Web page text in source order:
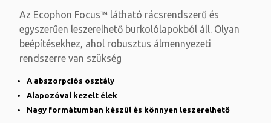
Az Ecophon Focus™ látható rácsrendszerű és
egyszerűen leszerelhető burkolólapokból áll. Olyan
beépítésekhez, ahol robusztus álmennyezeti
rendszerre van szükség
A abszorpciós osztály
Alapozóval kezelt élek
Nagy formátumban készül és könnyen leszerelhető